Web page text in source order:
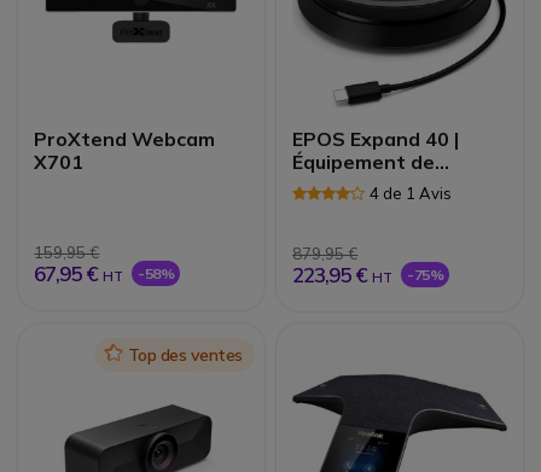
ProXtend Webcam
X701
159,95 €
67,95 € HT -58%
EPOS Expand 40 |
Équipement de
conférence4 de 1 Avis
879,95 €
223,95 € HT -75%
IconTop des ventes